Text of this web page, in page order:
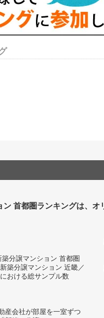
ン 首都圏ランキングは、
分譲マンション 首都圏
築分譲マンション 近畿／
おける総サンプル数
産会社が部屋を一室ずつ